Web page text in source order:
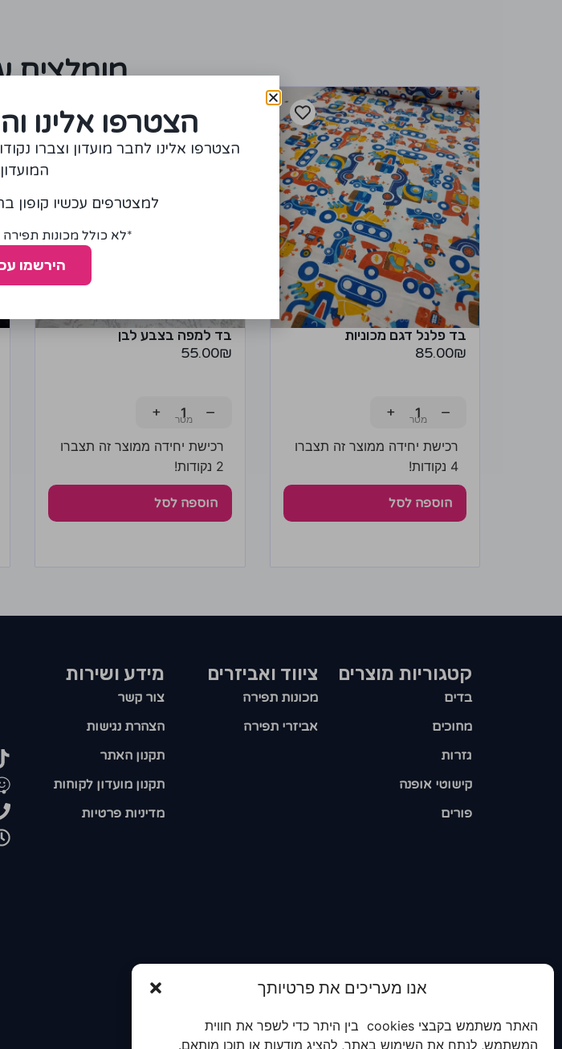
אנו מעריכים את פרטיותך
האתר משתמש בקבצי cookies בין היתר כדי לשפר את חווית
המשתמש, לנתח את השימוש באתר, להציג מודעות או תוכן מותאם.
מומלצים
בד פלנל דגם מכוניות
85.00₪
−
+
רכישת יחידה ממוצר זה תצברו
4 נקודות!
הוספה לסל
בד למפה בצבע לבן
55.00₪
−
+
רכישת יחידה ממוצר זה תצברו
2 נקודות!
הוספה לסל
קטגוריות מוצרים​
בדים
מחוכים
גזרות
קישוטי אופנה
פורים
ציווד ואביזרים
מכונות תפירה
אביזרי תפירה
מידע ושירות
צור קשר
הצהרת נגישות
תקנון האתר
תקנון מועדון לקוחות
מדיניות פרטיות
הצטרפו אלינו
הצטרפו אלינו לחבר מועדון וצברו
למצטרפים עכשיו קופון
*לא כולל מכונות
הירשמו